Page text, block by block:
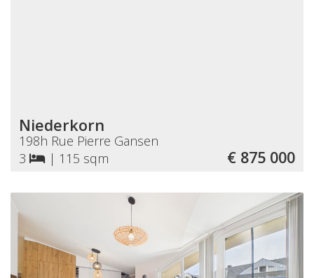
Niederkorn
198h Rue Pierre Gansen
3
| 115 sqm € 875 000